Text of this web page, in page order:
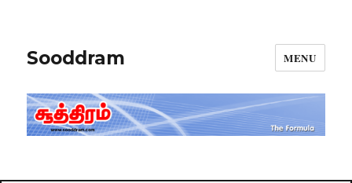
Sooddram MENU